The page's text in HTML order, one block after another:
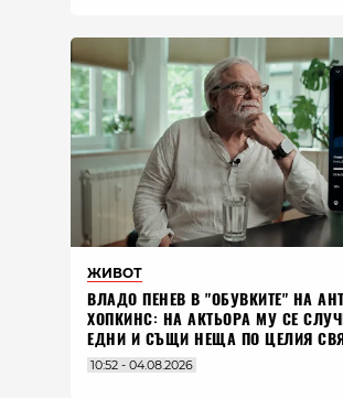
ЖИВОТ
ВЛАДO ПЕНЕВ В "ОБУВКИТЕ" НА
ХОПКИНС: НА АКТЬОРА МУ СЕ
ЕДНИ И СЪЩИ НЕЩА ПО ЦЕЛИЯ
10:52 - 04.08.2026